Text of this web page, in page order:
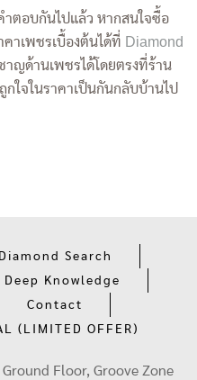
ำตอบกันไปแล้ว หากสนใจซื้อ
าเพชรเบื้องต้นได้ที่ Diamond
าญด้านเพชรได้โดยตรงที่ร้าน
กใจในราคาเป็นกันกลับบ้านไป
Diamond Search
Deep Knowledge
Contact
(LIMITED OFFER)
Floor, Groove Zone